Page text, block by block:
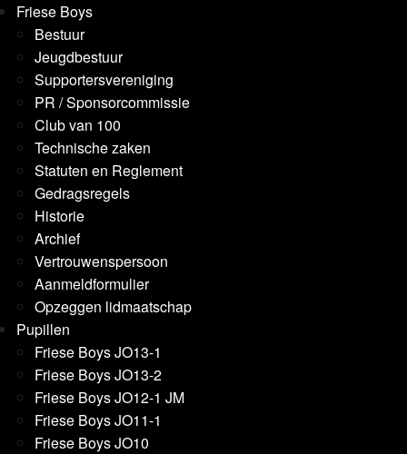
Friese Boys
Bestuur
Jeugdbestuur
Supportersvereniging
PR / Sponsorcommissie
Club van 100
Technische zaken
Statuten en Reglement
Gedragsregels
Historie
Archief
Vertrouwenspersoon
Aanmeldformulier
Opzeggen lidmaatschap
Pupillen
Friese Boys JO13-1
Friese Boys JO13-2
Friese Boys JO12-1 JM
Friese Boys JO11-1
Friese Boys JO10